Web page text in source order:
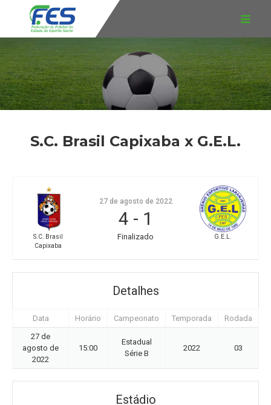
S.C. Brasil Capixaba x G.E.L.
S.C. Brasil
Capixaba
G.E.L.
27 de agosto de 2022
4 - 1
Finalizado
Detalhes
Data Horário Campeonato Temporada
Rodada
27 de
agosto de
2022
15:00
Estadual
Série B
2022 03
Estádio